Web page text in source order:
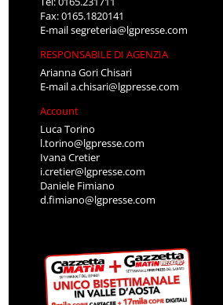
Fax: 0165.1820141
E-mailsegreteria@lgpresse.com
RESPONSABILE DI AGENZIA
Arianna Gori Chisari
E-maila.chisari@lgpresse.com
Account
Luca Torino
l.torino@lgpresse.com
Ivana Cretier
i.cretier@lgpresse.com
Daniele Fimiano
d.fimiano@lgpresse.com